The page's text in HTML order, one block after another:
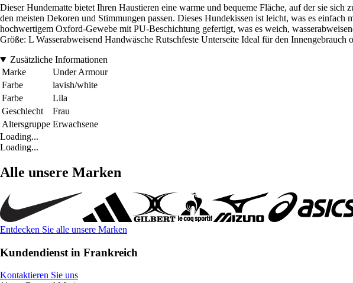
Dieser Hundematte bietet Ihren Haustieren eine warme und bequeme Fläche, auf der sie
den meisten Dekoren und Stimmungen passen. Dieses Hundekissen ist leicht, was es
hochwertigem Oxford-Gewebe mit PU-Beschichtung gefertigt, was es weich,
Größe: L Wasserabweisend Handwäsche Rutschfeste Unterseite Ideal für den
Zusätzliche Informationen
Marke
Under Armour
Farbe
lavish/white
Farbe
Lila
Geschlecht
Frau
Altersgruppe Erwachsene
Loading...
Loading...
Alle unsere Marken
Entdecken Sie alle unsere Marken
Kundendienst in Frankreich
Kontaktieren Sie uns